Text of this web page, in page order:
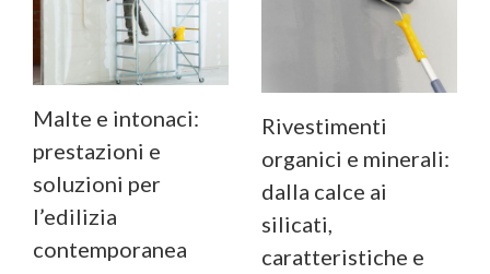
Malte e intonaci:
prestazioni e
soluzioni per
l’edilizia
contemporanea
Rivestimenti
organici e minerali:
dalla calce ai
silicati,
caratteristiche e